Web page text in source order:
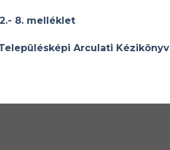
2.- 8. melléklet
Arculati Kézikönyv